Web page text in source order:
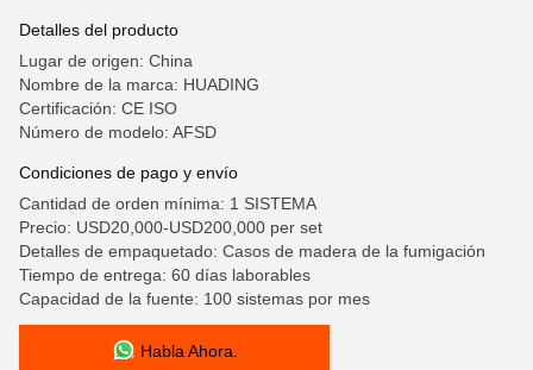
Detalles del producto
Lugar de origen: China
Nombre de la marca: HUADING
Certificación: CE ISO
Número de modelo: AFSD
Condiciones de pago y envío
Cantidad de orden mínima: 1 SISTEMA
Precio: USD20,000-USD200,000 per set
Detalles de empaquetado: Casos de madera de la fumigación
Tiempo de entrega: 60 días laborables
Capacidad de la fuente: 100 sistemas por mes
Habla Ahora.